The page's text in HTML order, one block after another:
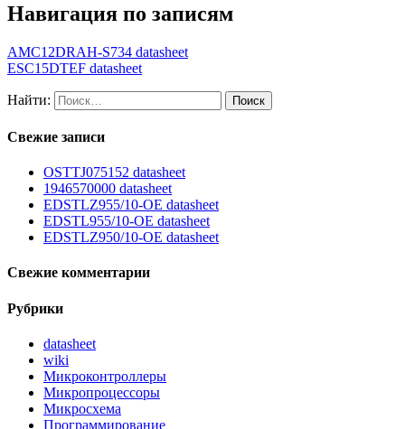
Навигация по записям
AMC12DRAH-S734 datasheet
ESC15DTEF datasheet
Найти:
Свежие записи
OSTTJ075152 datasheet
1946570000 datasheet
EDSTLZ955/10-OE datasheet
EDSTL955/10-OE datasheet
EDSTLZ950/10-OE datasheet
Свежие комментарии
Рубрики
datasheet
wiki
Микроконтроллеры
Микропроцессоры
Микросхема
Программирование